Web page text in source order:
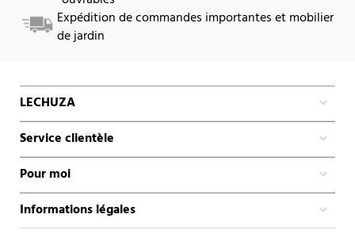
Expédition de commandes importantes et mobilier
de jardin
LECHUZA
Service clientèle
Pour moi
Informations légales